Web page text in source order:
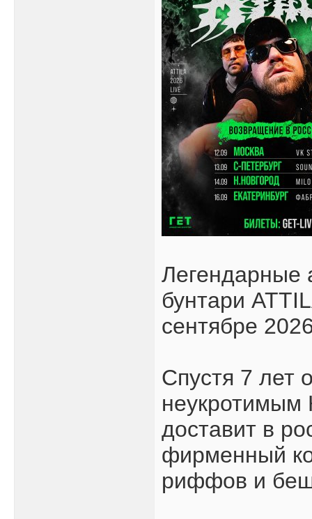
Легендарные
бунтари
сентябре
Спустя 7 лет
неукротимым
доставит в
фирменный
риффов и